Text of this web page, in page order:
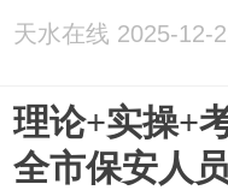
天水在线 2025-12-
理论+实操+
全市保安人